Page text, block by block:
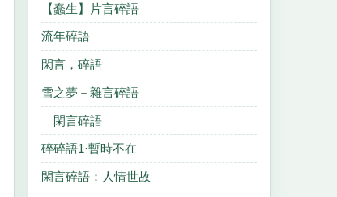
【蠢生】片言碎語
流年碎語
閑言，碎語
雪之夢－雜言碎語
閑言碎語
碎碎語1·暫時不在
閑言碎語：人情世故